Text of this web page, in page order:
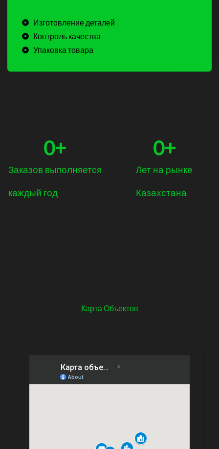
Изготовление деталей
Контроль качества
Упаковка товара
Заказов выполняется
каждый год
0+
Лет на рынке
Казахстана
0+
Карта Объектов